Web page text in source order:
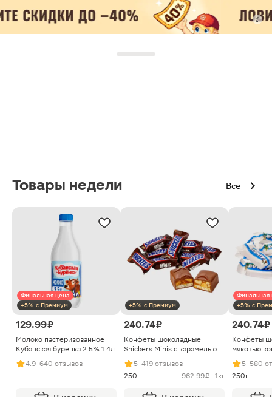
Товары недели Все
Финальная цена
+5% с Премиум
129.99 ₽
Молоко пастеризованное
Кубанская буренка 2.5% 1.4л
4.9· 640 отзывов
+5% с Премиум
240.74 ₽
Конфеты шоколадные
Snickers Minis с карамелью
арахисом и нугой
5· 419 отзывов
250г
962.99 ₽ · 1кг
Финальная
+5% с
240.74 ₽
Конфеты
мякотью
5· 580
250г